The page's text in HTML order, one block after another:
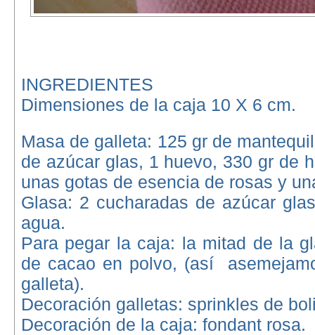
INGREDIENTES
Dimensiones de la caja 10 X 6 cm.
Masa de galleta: 125 gr de
de azúcar glas, 1 huevo, 330 gr de
unas gotas de esencia de rosas y
Glasa: 2 cucharadas de azúcar
agua.
Para pegar la caja: la mitad de la
de cacao en polvo, (así
galleta).
Decoración galletas: sprinkles de
Decoración de la caja: fondant rosa.